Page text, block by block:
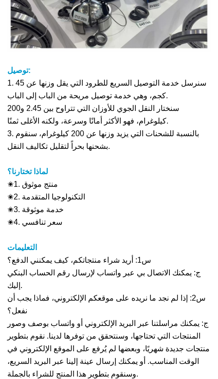
توصيل:
1. سنرسل خدمة التوصيل السريع للطرود التي يقل وزنها عن 45
كجم، وهي خدمة توصيل مريحة من الباب إلى الباب.
سنختار النقل الجوي للأوزان التي تتراوح بين 2.45 و200
كيلوغرام، فهو الأكثر أمانًا وسرعة، ولكنه الأغلى ثمنًا.
3. بالنسبة للشحنات التي يزيد وزنها عن 200 كيلوغرام، سنقوم
بشحنها بحراً لتقليل تكاليف النقل.
لماذا تختارنا؟
✬1. منتج موثوق
✬2. التكنولوجيا المتقدمة
✬3. خدمة موثوقة
✬4. سعر تنافسي
التعليمات
س1: أريد شراء منتجاتكم، كيف يمكنني الدفع؟
ج: يمكنك الاتصال بي عبر واتساب لإرسال رقم الحساب البنكي
إليك.
س2: إذا لم نجد ما نريده على موقعكم الإلكتروني، فماذا يجب أن
نفعل؟
ج: يمكنك مراسلتنا عبر البريد الإلكتروني أو واتساب بوصف وصور
المنتجات التي تحتاجها، وسنتحقق من توفرها لدينا. نقوم بتطوير
منتجات جديدة شهريًا، وبعضها لم يُرفع على الموقع الإلكتروني في
الوقت المناسب. أو يمكنك إرسال عينة إلينا عبر البريد السريع،
وسنقوم بتطوير هذا المنتج للشراء بالجملة.